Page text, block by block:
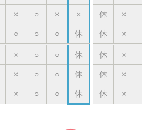
× ○ × × 休 ×
○ ○ ○ 休 休 ×
× ○ ○ 休 休 ×
× ○ ○ 休 休 ×
× ○ ○ 休 休 ×